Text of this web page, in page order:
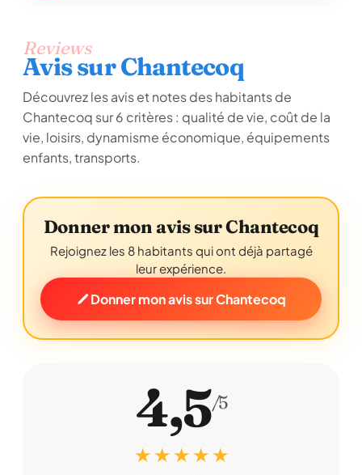
Reviews
Avis sur Chantecoq
Découvrez les avis et notes des habitants de
Chantecoq sur 6 critères : qualité de vie, coût de la
vie, loisirs, dynamisme économique, équipements
enfants, transports.
Donner mon avis sur Chantecoq
Rejoignez les 8 habitants qui ont déjà partagé
leur expérience.
Donner mon avis sur Chantecoq
4,5/5
★ ★ ★ ★ ★